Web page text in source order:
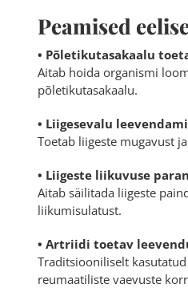
Peamised
• Põletikutasakaalu
Aitab hoida organismi
põletikutasakaalu.
• Liigesevalu
Toetab liigeste mugavust
• Liigeste liikuvuse
Aitab säilitada liigeste
liikumisulatust.
• Artriidi toetav
Traditsiooniliselt
reumaatiliste vaevuste